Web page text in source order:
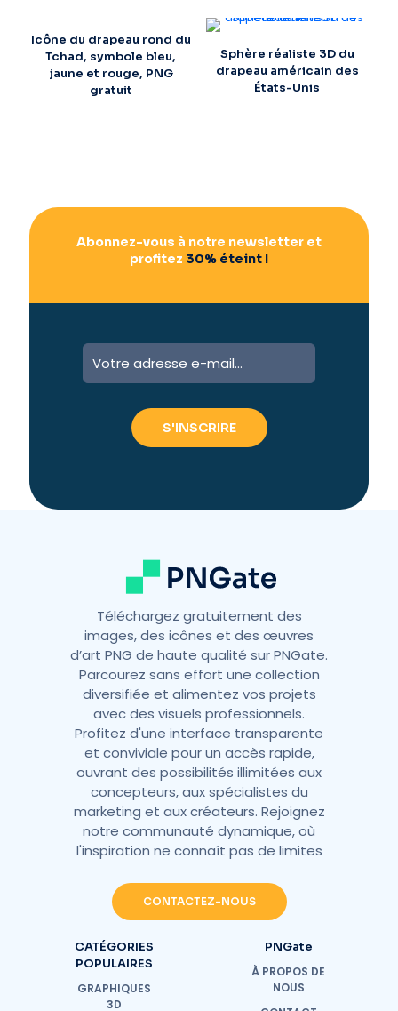
Icône du drapeau rond du
Tchad, symbole bleu,
jaune et rouge, PNG
gratuit
Sphère réaliste 3D du
drapeau américain des
États-Unis
Abonnez-vous à notre newsletter et
profitez 30% éteint !
Téléchargez gratuitement des
images, des icônes et des œuvres
d’art PNG de haute qualité sur PNGate.
Parcourez sans effort une collection
diversifiée et alimentez vos projets
avec des visuels professionnels.
Profitez d'une interface transparente
et conviviale pour un accès rapide,
ouvrant des possibilités illimitées aux
concepteurs, aux spécialistes du
marketing et aux créateurs. Rejoignez
notre communauté dynamique, où
l'inspiration ne connaît pas de limites
CONTACTEZ-NOUS
CATÉGORIES
POPULAIRES
GRAPHIQUES
3D
PNGate
À PROPOS DE
NOUS